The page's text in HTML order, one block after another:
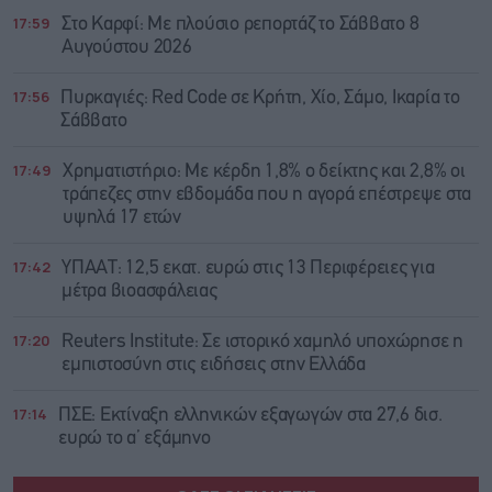
17:59
Στο Καρφί: Με πλούσιο ρεπορτάζ το Σάββατο 8
Αυγούστου 2026
17:56
Πυρκαγιές: Red Code σε Κρήτη, Χίο, Σάμο, Ικαρία το
Σάββατο
17:49
Χρηματιστήριο: Με κέρδη 1,8% ο δείκτης και 2,8% οι
τράπεζες στην εβδομάδα που η αγορά επέστρεψε στα
υψηλά 17 ετών
17:42
ΥΠΑΑΤ: 12,5 εκατ. ευρώ στις 13 Περιφέρειες για
μέτρα βιοασφάλειας
17:20
Reuters Institute: Σε ιστορικό χαμηλό υποχώρησε η
εμπιστοσύνη στις ειδήσεις στην Ελλάδα
17:14
ΠΣΕ: Εκτίναξη ελληνικών εξαγωγών στα 27,6 δισ.
ευρώ το α’ εξάμηνο